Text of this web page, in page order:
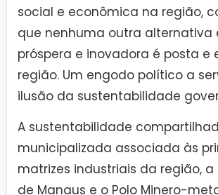
social e econômica na região,
que nenhuma outra alternativa
próspera e inovadora é posta e
região. Um engodo político a
ilusão da sustentabilidade
A sustentabilidade
municipalizada associada às
matrizes industriais da região, a
de Manaus e o Polo Minero-